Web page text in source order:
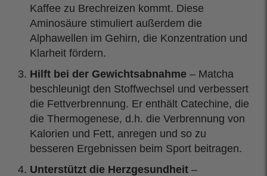
Kaffee zu Brechreizen kommt. Diese
Aminosäure stimuliert außerdem die
Alphawellen im Gehirn, die Konzentration und
Klarheit fördern.
Hilft bei der Gewichtsabnahme – Matcha
beschleunigt den Stoffwechsel und verbessert
die Fettverbrennung. Er enthält Catechine, die
die Thermogenese, d.h. die Verbrennung von
Kalorien und Fett, anregen und so zu
besseren Ergebnissen beim Sport beitragen.
Unterstützt die Herzgesundheit –